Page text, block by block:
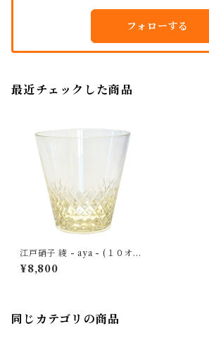
フォローする
最近チェックした商品
江戸硝子 綾 - aya - (１０オン
スオールド / 古代色) ｜ 廣田
硝子
¥8,800
同じカテゴリの商品